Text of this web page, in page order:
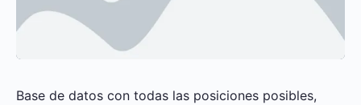
Base de datos con todas las posiciones posibles,